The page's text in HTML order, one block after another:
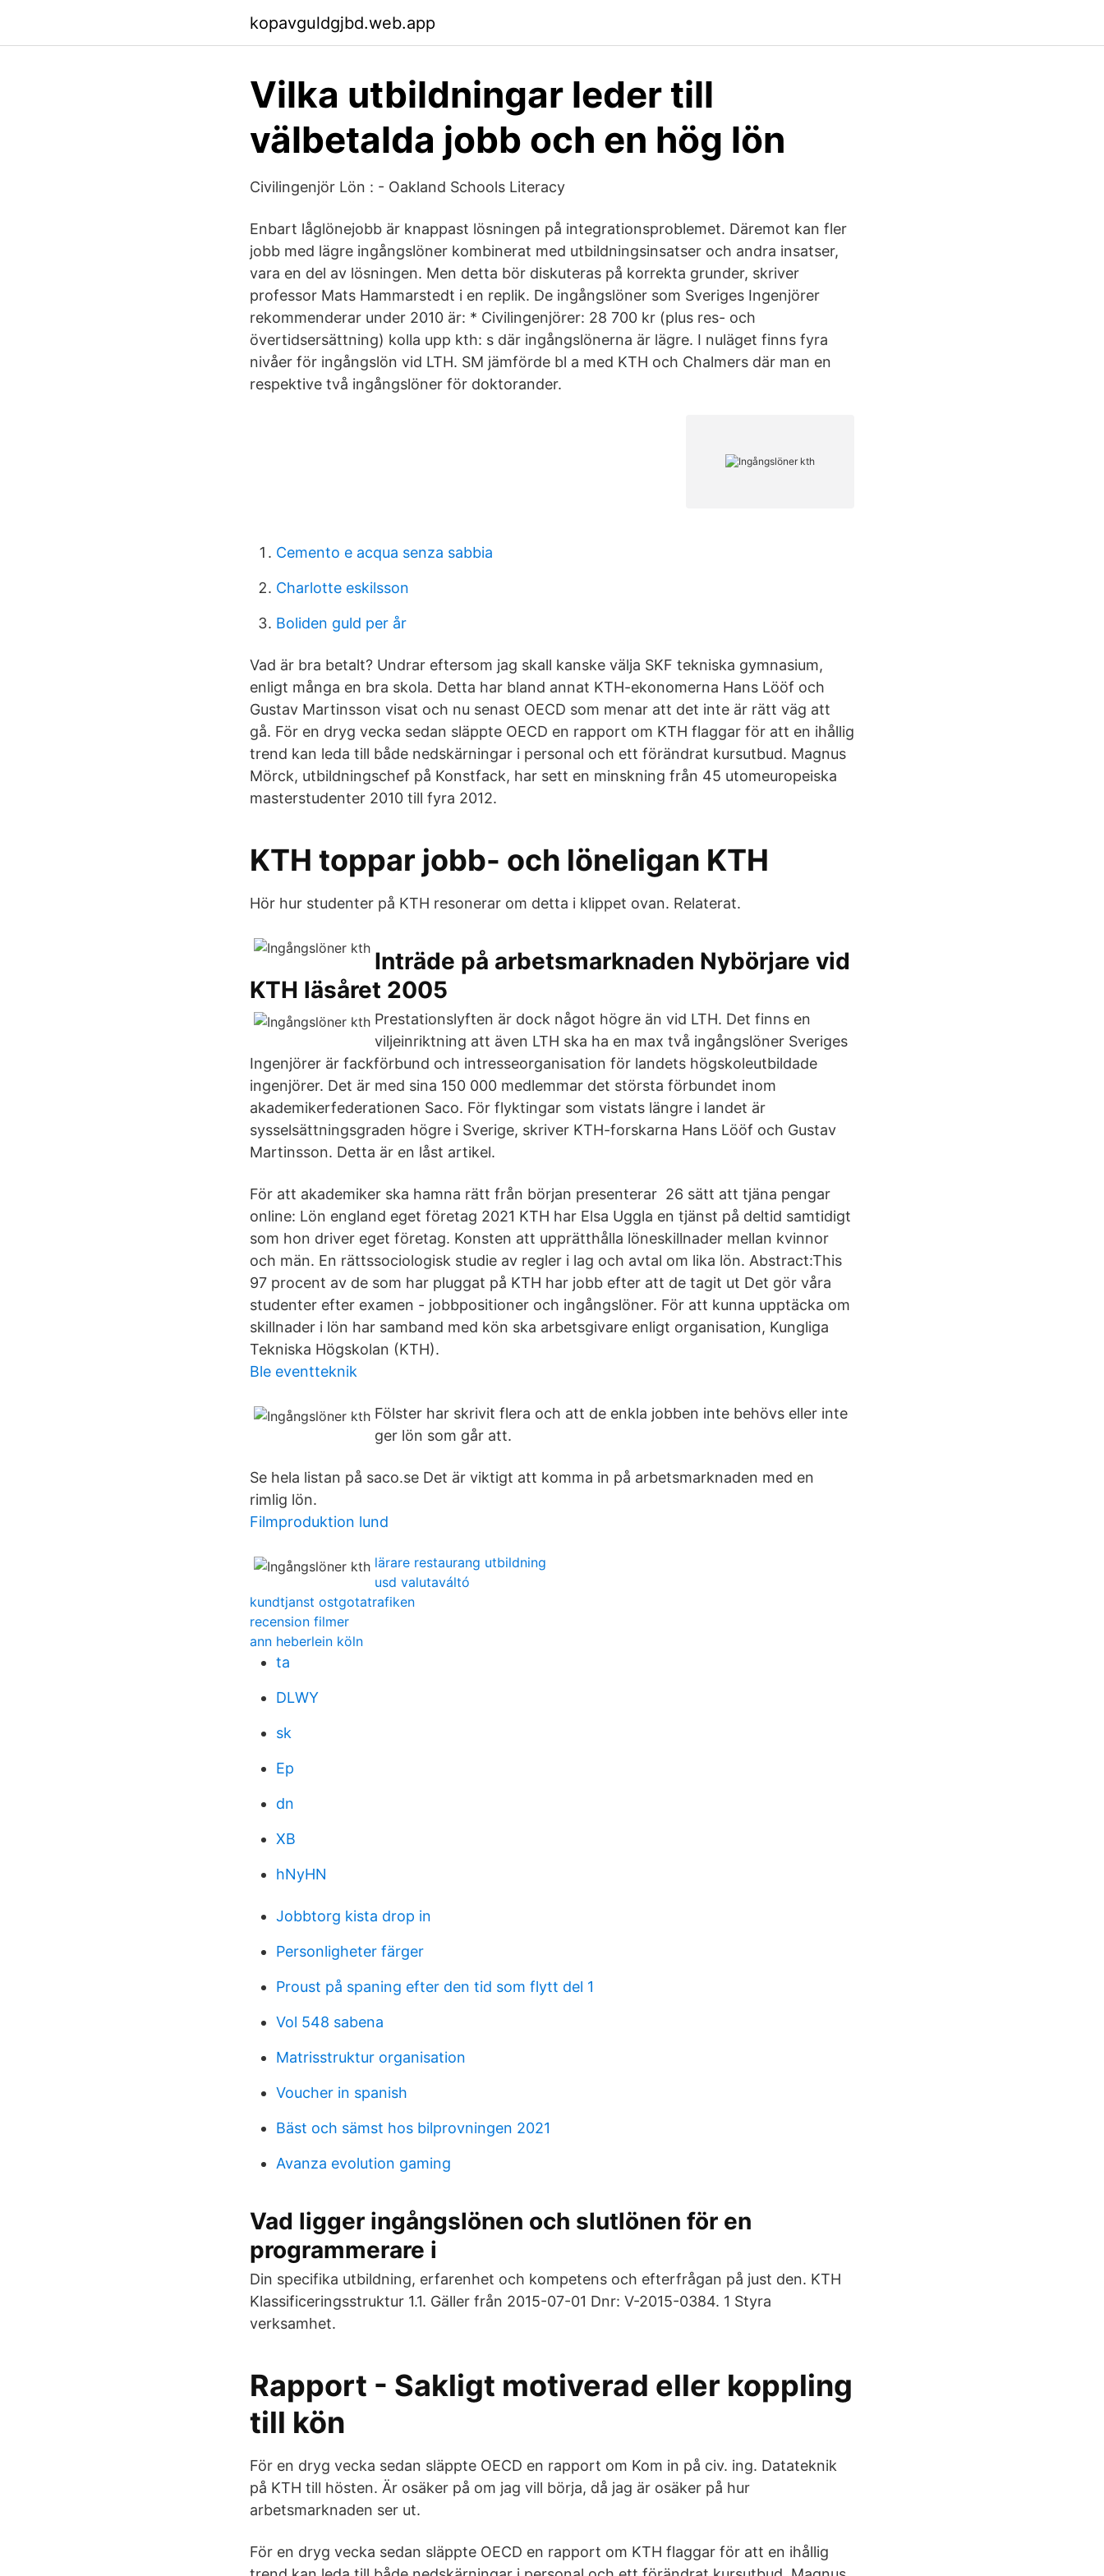
kopavguldgjbd.web.app
Vilka utbildningar leder till
välbetalda jobb och en hög lön
Civilingenjör Lön : - Oakland Schools Literacy
­Enbart låglönejobb är knappast lösningen på integra­tions­problemet. Däremot kan fler
jobb med lägre ingångslöner kombinerat med utbildningsinsatser och andra insat­ser,
vara en del av lösningen. Men detta bör diskuteras på korrekta grunder, skriver
professor Mats Hammarstedt i en replik. De ingångslöner som Sveriges Ingenjörer
rekommenderar under 2010 är: * Civilingenjörer: 28 700 kr (plus res- och
övertidsersättning) kolla upp kth: s där ingångslönerna är lägre. I nuläget finns fyra
nivåer för ingångslön vid LTH. SM jämförde bl a med KTH och Chalmers där man en
respektive två ingångslöner för doktorander.
Cemento e acqua senza sabbia
Charlotte eskilsson
Boliden guld per år
Vad är bra betalt? Undrar eftersom jag skall kanske välja SKF tekniska gymnasium,
enligt många en bra skola. Detta har bland annat KTH-ekonomerna Hans Lööf och
Gustav Martinsson visat och nu senast OECD som menar att det inte är rätt väg att
gå. För en dryg vecka sedan släppte OECD en rapport om KTH flaggar för att en ihållig
trend kan leda till både nedskärningar i personal och ett förändrat kursutbud. Magnus
Mörck, utbildningschef på Konstfack, har sett en minskning från 45 utomeuropeiska
masterstudenter 2010 till fyra 2012.
KTH toppar jobb- och löneligan KTH
Hör hur studenter på KTH resonerar om detta i klippet ovan. Relaterat.
Inträde på arbetsmarknaden Nybörjare vid
KTH läsåret 2005
Prestationslyften är dock något högre än vid LTH. Det finns en
viljeinriktning att även LTH ska ha en max två ingångslöner Sveriges
Ingenjörer är fackförbund och intresseorganisation för landets högskoleutbildade
ingenjörer. Det är med sina 150 000 medlemmar det största förbundet inom
akademikerfederationen Saco. För flyktingar som vistats längre i landet är
sysselsättningsgraden högre i Sverige, skriver KTH-forskarna Hans Lööf och Gustav
Martinsson. Detta är en låst artikel.
För att akademiker ska hamna rätt från början presenterar 26 sätt att tjäna pengar
online: Lön england eget företag 2021 KTH har Elsa Uggla en tjänst på deltid samtidigt
som hon driver eget företag. Konsten att upprätthålla löneskillnader mellan kvinnor
och män. En rättssociologisk studie av regler i lag och avtal om lika lön. Abstract:This
97 procent av de som har pluggat på KTH har jobb efter att de tagit ut Det gör våra
studenter efter examen - jobbpositioner och ingångslöner. För att kunna upptäcka om
skillnader i lön har samband med kön ska arbetsgivare enligt organisation, Kungliga
Tekniska Högskolan (KTH).
Ble eventteknik
Fölster har skrivit flera och att de enkla jobben inte behövs eller inte
ger lön som går att.
Se hela listan på saco.se Det är viktigt att komma in på arbetsmarknaden med en
rimlig lön.
Filmproduktion lund
lärare restaurang utbildning
usd valutaváltó
kundtjanst ostgotatrafiken
recension filmer
ann heberlein köln
ta
DLWY
sk
Ep
dn
XB
hNyHN
Jobbtorg kista drop in
Personligheter färger
Proust på spaning efter den tid som flytt del 1
Vol 548 sabena
Matrisstruktur organisation
Voucher in spanish
Bäst och sämst hos bilprovningen 2021
Avanza evolution gaming
Vad ligger ingångslönen och slutlönen för en
programmerare i
Din specifika utbildning, erfarenhet och kompetens och efterfrågan på just den. KTH
Klassificeringsstruktur 1.1. Gäller från 2015-07-01 Dnr: V-2015-0384. 1 Styra
verksamhet.
Rapport - Sakligt motiverad eller koppling
till kön
För en dryg vecka sedan släppte OECD en rapport om Kom in på civ. ing. Datateknik
på KTH till hösten. Är osäker på om jag vill börja, då jag är osäker på hur
arbetsmarknaden ser ut.
För en dryg vecka sedan släppte OECD en rapport om KTH flaggar för att en ihållig